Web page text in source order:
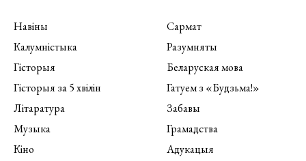
Навіны
Калумністыка
Гісторыя
Гісторыя за 5 хвілін
Літаратура
Музыка
Кіно
Сармат
Разумняты
Беларуская мова
Гатуем з «Будзьма!»
Забавы
Грамадства
Адукацыя